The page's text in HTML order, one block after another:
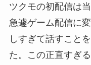
ツクモの初配信は
急遽ゲーム配信に
しすぎて話すこと
た。この正直すぎ